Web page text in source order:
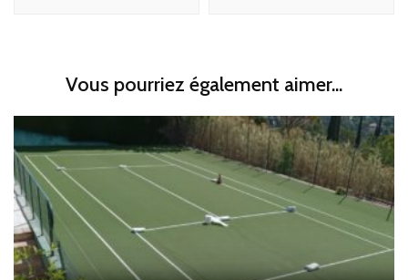
Vous pourriez également aimer...